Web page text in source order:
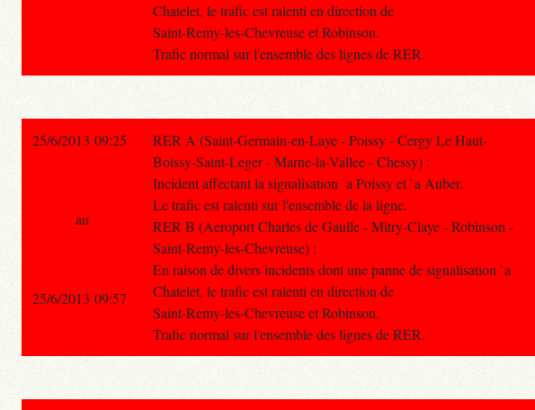
Chatelet, le trafic est ralenti en direction de
Saint-Remy-les-Chevreuse et Robinson.
Trafic normal sur l'ensemble des lignes de RER.
25/6/2013 09:25
RER A (Saint-Germain-en-Laye - Poissy - Cergy Le Haut-
Boissy-Saint-Leger - Marne-la-Vallee - Chessy) :
Incident affectant la signalisation `a Poissy et `a Auber.
Le trafic est ralenti sur l'ensemble de la ligne.
RER B (Aeroport Charles de Gaulle - Mitry-Claye - Robinson -
Saint-Remy-les-Chevreuse) :
En raison de divers incidents dont une panne de signalisation `a
Chatelet, le trafic est ralenti en direction de
Saint-Remy-les-Chevreuse et Robinson.
Trafic normal sur l'ensemble des lignes de RER.
au
25/6/2013 09:57